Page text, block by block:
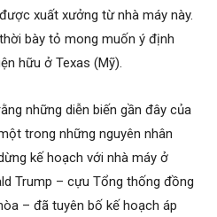
xuất xưởng từ nhà máy này.
bày tỏ mong muốn ý định
hữu ở Texas (Mỹ).
những diễn biến gần đây của
trong những nguyên nhân
kế hoạch với nhà máy ở
Trump – cựu Tổng thống đồng
– đã tuyên bố kế hoạch áp